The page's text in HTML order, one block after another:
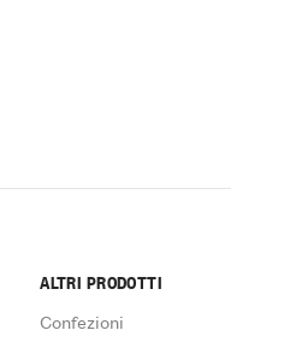
ALTRI PRODOTTI
Confezioni